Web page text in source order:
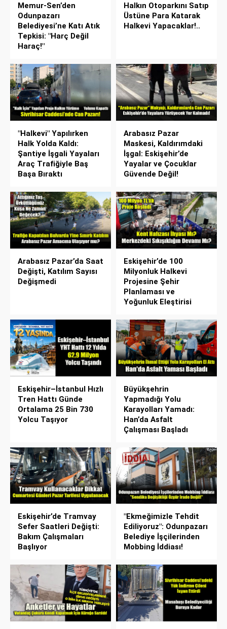
Memur-Sen’den
Odunpazarı
Belediyesi’ne Katı Atık
Tepkisi: "Harç Değil
Haraç!"
Halkın Otoparkını Satıp
Üstüne Para Katarak
Halkevi Yapacaklar!..
"Halkevi" Yapılırken
Halk Yolda Kaldı:
Şantiye İşgali Yayaları
Araç Trafiğiyle Baş
Başa Bıraktı
Arabasız Pazar
Maskesi, Kaldırımdaki
İşgal: Eskişehir’de
Yayalar ve Çocuklar
Güvende Değil!
Arabasız Pazar’da Saat
Değişti, Katılım Sayısı
Değişmedi
Eskişehir’de 100
Milyonluk Halkevi
Projesine Şehir
Planlaması ve
Yoğunluk Eleştirisi
Eskişehir–İstanbul Hızlı
Tren Hattı Günde
Ortalama 25 Bin 730
Yolcu Taşıyor
Büyükşehrin
Yapmadığı Yolu
Karayolları Yamadı:
Han’da Asfalt
Çalışması Başladı
Eskişehir’de Tramvay
Sefer Saatleri Değişti:
Bakım Çalışmaları
Başlıyor
"Ekmeğimizle Tehdit
Ediliyoruz": Odunpazarı
Belediye İşçilerinden
Mobbing İddiası!